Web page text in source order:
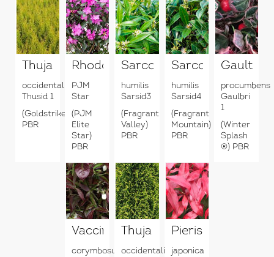
Thuja
occidentalis
Thusid 1
(Goldstrike)
PBR
Rhododendron
PJM
Star
(PJM
Elite
Star)
PBR
Sarcococca
humilis
Sarsid3
(Fragrant
Valley)
PBR
Sarcococca
humilis
Sarsid4
(Fragrant
Mountain)
PBR
procumbens
Gaulbri
1
(Winter
Splash
®) PBR
Vaccinium
corymbosum
Thuja
occidentalis
Pieris
japonica